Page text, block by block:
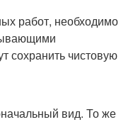
работ, необходимо
сохранить чистовую
вид. То же